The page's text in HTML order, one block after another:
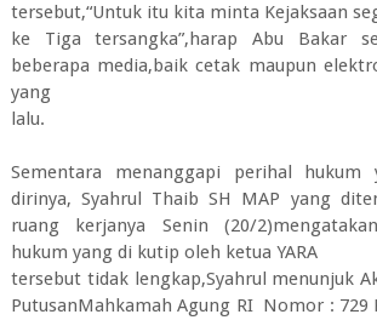
tersebut,“Untuk itu kita minta Kejaksaan
ke Tiga tersangka”,harap Abu Bakar
beberapa media,baik cetak maupun
yang
lalu.
Sementara menanggapi perihal hukum
dirinya, Syahrul Thaib SH MAP yang
ruang kerjanya Senin (20/
hukum yang di kutip oleh ketua YARA
tersebut tidak lengkap,Syahrul menunjuk
PutusanMahkamah Agung RI Nomor : 729